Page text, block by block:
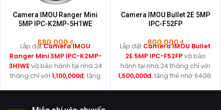
Camera IMOU Ranger Mini
5MP IPC-K2MP-5H1WE
680.000₫
Lắp đặtCamera IMOU
Ranger Mini 3MP IPC-K2MP-
3H1WEvà bảo hành tại nhà 24
tháng chỉ với 1,100,000đ, tặng
Camera IMOU Bullet 2E 5MP
IPC-F52FP
800.000₫
Lắp đặt Camera IMOU Bullet
2E 5MP IPC-F52FPvà bảo
hành tại nhà 24 tháng chỉ với
1,500,000đ, tặng thẻ nhớ 64GB.